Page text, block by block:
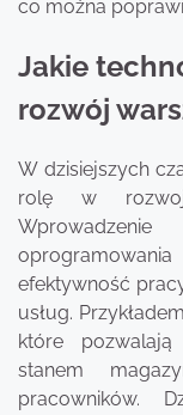
co można
Jakie
rozwój
W dzisiejszych
rolę w
efektywność
usług.
które
stanem
pracowników.